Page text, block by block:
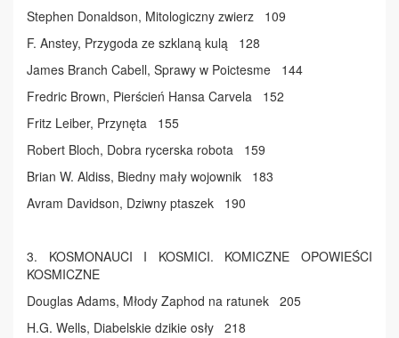
Stephen Donaldson, Mitologiczny zwierz 109
F. Anstey, Przygoda ze szklaną kulą 128
James Branch Cabell, Sprawy w Poictesme 144
Fredric Brown, Pierścień Hansa Carvela 152
Fritz Leiber, Przynęta 155
Robert Bloch, Dobra rycerska robota 159
Brian W. Aldiss, Biedny mały wojownik 183
Avram Davidson, Dziwny ptaszek 190
3. KOSMONAUCI I KOSMICI. KOMICZNE OPOWIEŚCI
KOSMICZNE
Douglas Adams, Młody Zaphod na ratunek 205
H.G. Wells, Diabelskie dzikie osły 218